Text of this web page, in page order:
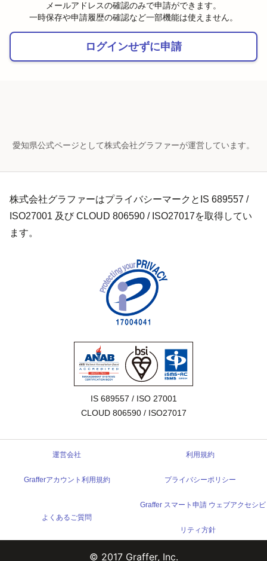
メールアドレスの確認のみで申請ができます。
一時保存や申請履歴の確認など一部機能は使えません。
ログインせずに申請
愛知県公式ページとして株式会社グラファーが運営しています。
株式会社グラファーはプライバシーマークとIS 689557 /
ISO27001 及び CLOUD 806590 / ISO27017を取得してい
ます。
IS 689557 / ISO 27001
CLOUD 806590 / ISO27017
運営会社 利用規約
Grafferアカウント利用規約 プライバシーポリシー
よくあるご質問
Graffer スマート申請 ウェブアクセシビ
リティ方針
© 2017 Graffer, Inc.